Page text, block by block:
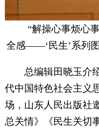
“解操心事烦心
全感——‘民生’系列图
总编辑田晓玉介绍
代中国特色社会主义
场，山东人民出版社
总关情》《民生关切